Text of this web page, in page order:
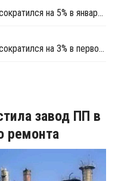
Украинский импорт полипропилена сократился на 5% в январе - июле
Украинский импорт полипропилена сократился на 3% в первом квартале
завод ПП в
ремонта